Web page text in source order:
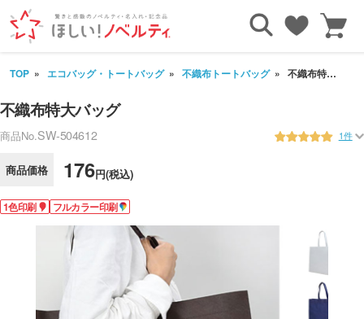
TOP エコバッグ・トートバッグ 不織布トートバッグ 不織布特大バッグ
不織布特大バッグ
商品No.SW-504612 1件
商品価格 176円(税込)
1色印刷 フルカラー印刷